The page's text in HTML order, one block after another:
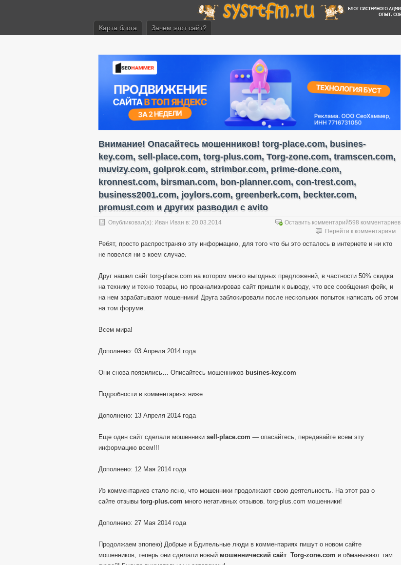
Карта блога Зачем этот сайт?
Внимание! Опасайтесь мошенников! torg-place.com, busines-
key.com, sell-place.com, torg-plus.com, Torg-zone.com, tramscen.com,
muvizy.com, golprok.com, strimbor.com, prime-done.com,
kronnest.com, birsman.com, bon-planner.com, con-trest.com,
business2001.com, joylors.com, greenberk.com, beckter.com,
promust.com и других разводил с avito
Опубликовал(а): Иван Иван в: 20.03.2014 Оставить комментарий598 комментариев
Перейти к комментариям
Ребят, просто распространяю эту информацию, для того что бы это осталось в интернете и ни кто
не повелся ни в коем случае.
Друг нашел сайт torg-place.com на котором много выгодных предложений, в частности 50% скидка
на технику и техно товары, но проанализировав сайт пришли к выводу, что все сообщения фейк, и
на нем зарабатывают мошенники! Друга заблокировали после нескольких попыток написать об этом
на том форуме.
Всем мира!
Дополнено: 03 Апреля 2014 года
Они снова появились… Описайтесь мошенников busines-key.com
Подробности в комментариях ниже
Дополнено: 13 Апреля 2014 года
Еще один сайт сделали мошенники sell-place.com — опасайтесь, передавайте всем эту
информацию всем!!!
Дополнено: 12 Мая 2014 года
Из комментариев стало ясно, что мошенники продолжают свою деятельность. На этот раз о
сайте отзывы torg-plus.com много негативных отзывов. torg-plus.com мошенники!
Дополнено: 27 Мая 2014 года
Продолжаем эпопею) Добрые и Бдительные люди в комментариях пишут о новом сайте
мошенников, теперь они сделали новый мошеннический сайт Torg-zone.com и обманывают там